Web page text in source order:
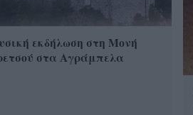
εκδήλωση στη Μονή
στα Αγράμπελα